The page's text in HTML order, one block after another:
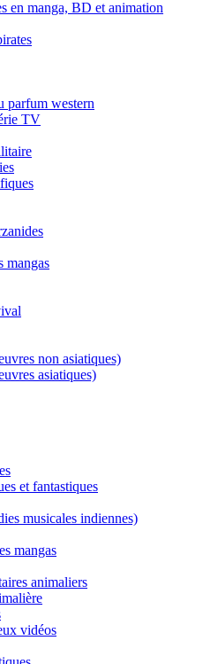
en manga, BD et animation
parfum western
TV
mangas
non asiatiques)
asiatiques)
et fantastiques
musicales indiennes)
mangas
animaliers
vidéos